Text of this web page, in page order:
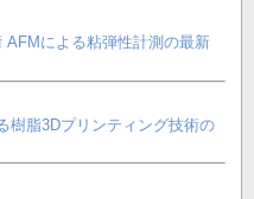
による粘弾性計測の最新
樹脂3Dプリンティング技術の